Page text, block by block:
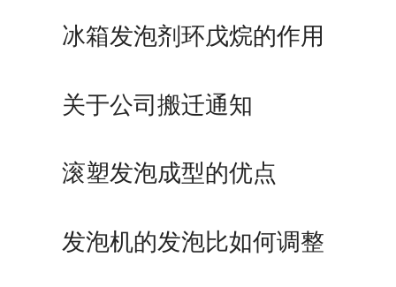
冰箱发泡剂环戊烷的作用
关于公司搬迁通知
滚塑发泡成型的优点
发泡机的发泡比如何调整